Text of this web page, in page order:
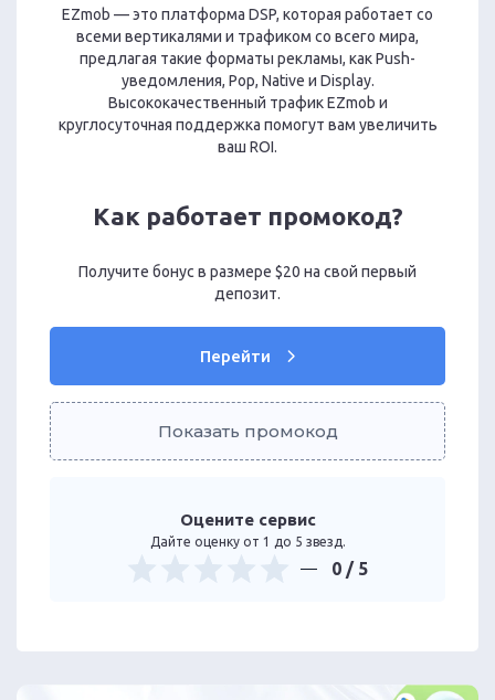
EZmob — это платформа DSP, которая работает со
всеми вертикалями и трафиком со всего мира,
предлагая такие форматы рекламы, как Push-
уведомления, Pop, Native и Display.
Высококачественный трафик EZmob и
круглосуточная поддержка помогут вам увеличить
ваш ROI.
Как работает промокод?
Получите бонус в размере $20 на свой первый
депозит.
Перейти
Показать промокод
Оцените сервис
Дайте оценку от 1 до 5 звезд.
0 / 5